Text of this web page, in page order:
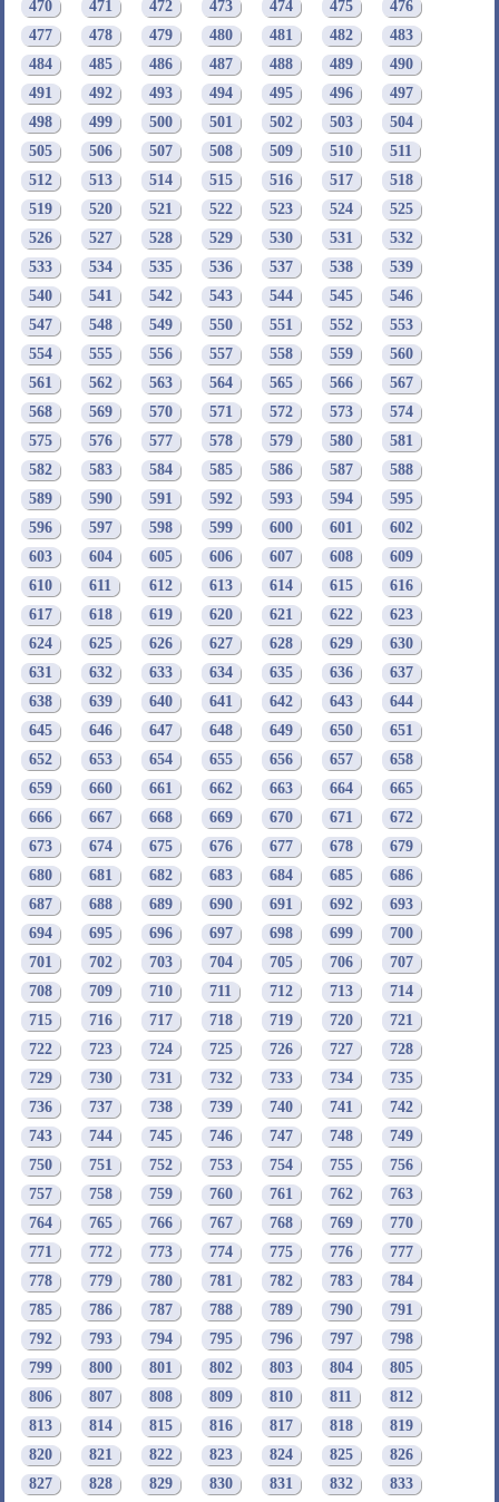
470 471 472 473 474 475
476
477
478 479 480 481 482
483
484
485 486 487 488 489
490
491
492 493 494 495 496
497
498
499 500 501 502 503
504
505
506 507 508 509 510
511
512
513 514 515 516 517
518
519
520 521 522 523 524
525
526
527 528 529 530 531
532
533
534 535 536 537 538
539
540
541 542 543 544 545
546
547
548 549 550 551 552
553
554
555 556 557 558 559
560
561
562 563 564 565 566
567
568
569 570 571 572 573
574
575
576 577 578 579 580
581
582
583 584 585 586 587
588
589
590 591 592 593 594
595
596
597 598 599 600 601
602
603
604 605 606 607 608
609
610
611 612 613 614 615
616
617
618 619 620 621 622
623
624
625 626 627 628 629
630
631
632 633 634 635 636
637
638
639 640 641 642 643
644
645
646 647 648 649 650
651
652
653 654 655 656 657
658
659
660 661 662 663 664
665
666
667 668 669 670 671
672
673
674 675 676 677 678
679
680
681 682 683 684 685
686
687
688 689 690 691 692
693
694
695 696 697 698 699
700
701
702 703 704 705 706
707
708
709 710 711 712 713
714
715
716 717 718 719 720
721
722
723 724 725 726 727
728
729
730 731 732 733 734
735
736
737 738 739 740 741
742
743
744 745 746 747 748
749
750
751 752 753 754 755
756
757
758 759 760 761 762
763
764
765 766 767 768 769
770
771
772 773 774 775 776
777
778
779 780 781 782 783
784
785
786 787 788 789 790
791
792
793 794 795 796 797
798
799
800 801 802 803 804
805
806
807 808 809 810 811
812
813
814 815 816 817 818
819
820
821 822 823 824 825
826
827
828 829 830 831 832
833